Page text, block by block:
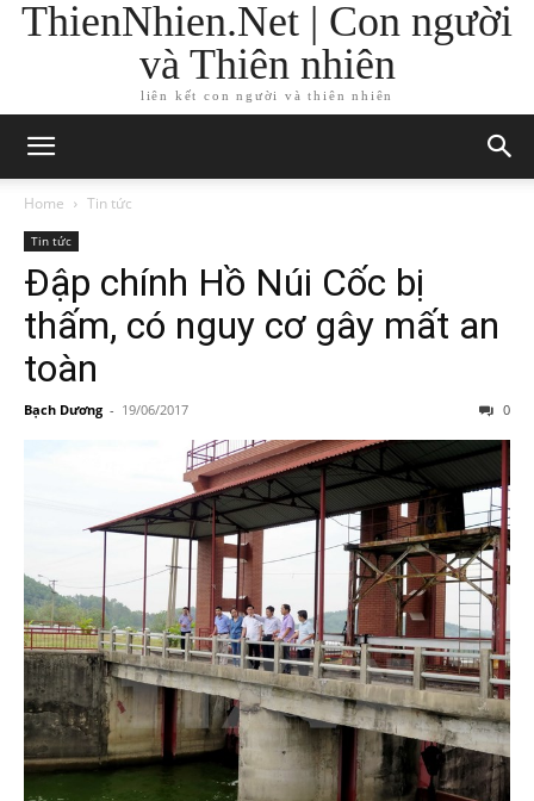
ThienNhien.Net | Con người
và Thiên nhiên
liên kết con người và thiên nhiên
Home Tin tức
Tin tức
Đập chính Hồ Núi Cốc bị
thấm, có nguy cơ gây mất an
toàn
Bạch Dương - 19/06/2017 0